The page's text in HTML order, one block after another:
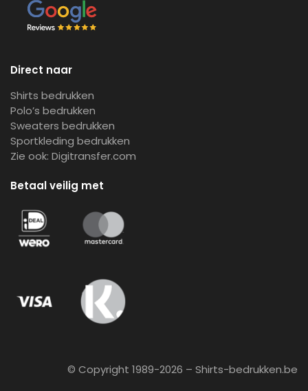
Direct naar
Shirts bedrukken
Polo’s bedrukken
Sweaters bedrukken
Sportkleding bedrukken
Zie ook: Digitransfer.com
Betaal veilig met
© Copyright 1989-2026 – Shirts-bedrukken.be